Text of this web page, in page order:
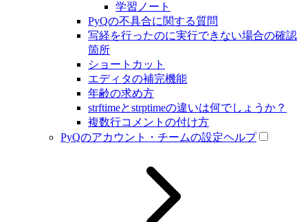
学習ノート
PyQの不具合に関する質問
写経を行ったのに実行できない場合の確認
箇所
ショートカット
エディタの補完機能
年齢の求め方
strftimeとstrptimeの違いは何でしょうか？
複数行コメントの付け方
PyQのアカウント・チームの設定ヘルプ